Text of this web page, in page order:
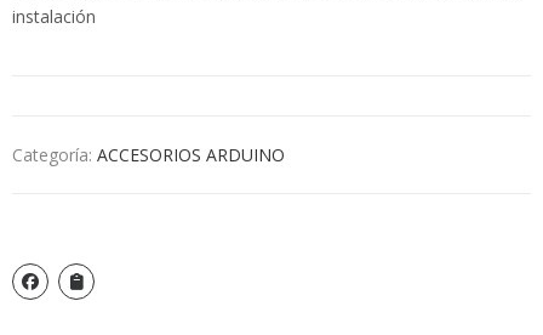
instalación
Categoría: ACCESORIOS ARDUINO